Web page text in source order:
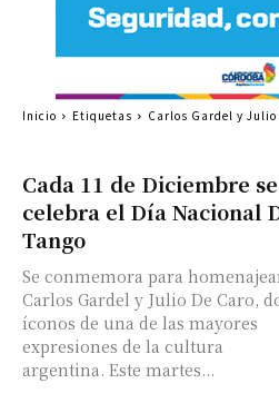
Cada 11 de Diciembre se
celebra el Día Nacional
Tango
Se conmemora para
Carlos Gardel y Julio De Caro,
íconos de una de las mayores
expresiones de la cultura
argentina. Este martes...
Inicio Etiquetas Carlos Gardel y Julio